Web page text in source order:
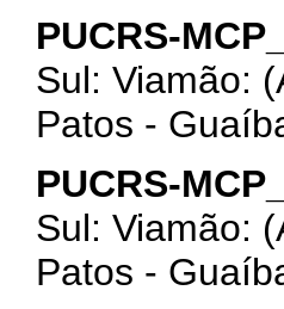
PUCRS-
Sul: Viamão:
Patos -
PUCRS-
Sul: Viamão:
Patos -